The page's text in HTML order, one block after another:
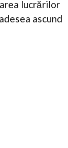
lucrărilor
ascund